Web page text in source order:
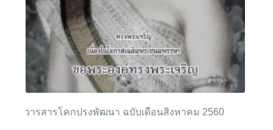
วารสารโคกปรงพัฒนา ฉบับเดือนสิงหาคม 2560